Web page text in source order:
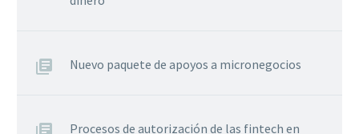
Nuevo paquete de apoyos a micronegocios
Procesos de autorización de las fintech en